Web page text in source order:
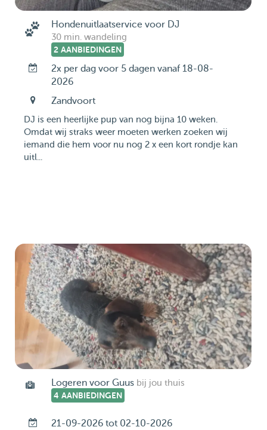
Hondenuitlaatservice voor DJ
30 min. wandeling
2 AANBIEDINGEN
2x per dag voor 5 dagen vanaf 18-08-
2026
Zandvoort
DJ is een heerlijke pup van nog bijna 10 weken.
Omdat wij straks weer moeten werken zoeken wij
iemand die hem voor nu nog 2 x een kort rondje kan
uitl...
Logeren voor Guus bij jou thuis
4 AANBIEDINGEN
21-09-2026 tot 02-10-2026